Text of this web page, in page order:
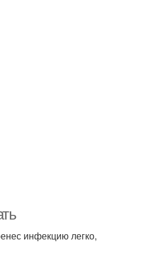
инфекцию легко,